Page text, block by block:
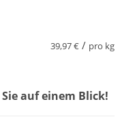
39,97€ / pro kg
auf einem Blick!